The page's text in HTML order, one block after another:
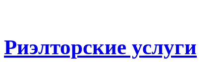
Риэлторские услуги